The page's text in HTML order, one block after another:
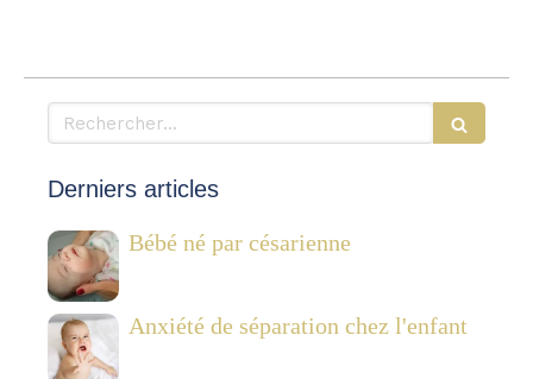
Rechercher
Derniers articles
Bébé né par césarienne
Anxiété de séparation chez l'enfant